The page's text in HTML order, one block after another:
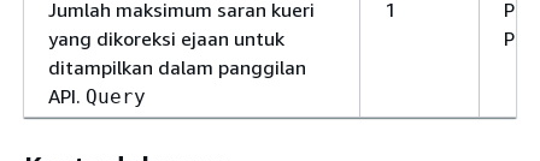
Jumlah maksimum saran kueri
yang dikoreksi ejaan untuk
ditampilkan dalam panggilan
API. Query
1